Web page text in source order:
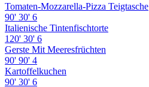
Tomaten-Mozzarella-Pizza Teigtasche
90' 30' 6
Italienische Tintenfischtorte
120' 30' 6
Gerste Mit Meeresfrüchten
90' 90' 4
Kartoffelkuchen
90' 30' 6